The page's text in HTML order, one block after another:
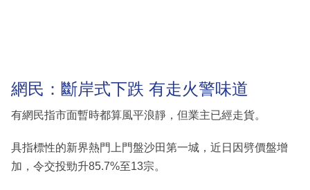
網民：斷岸式下跌 有走火警味道
有網民指市面暫時都算風平浪靜，但業主已經走貨。
具指標性的新界熱門上門盤沙田第一城，近日因劈價盤增
加，令交投勁升85.7%至13宗。